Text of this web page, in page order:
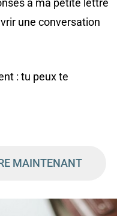
à ma petite lettre
une conversation
: tu peux te
MAINTENANT